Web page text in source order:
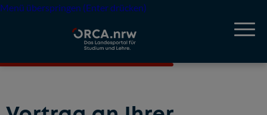
Menü überspringen (Enter drücken)